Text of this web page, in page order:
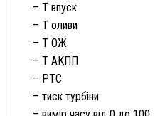
– Т впуск
– Т оливи
– Т ОЖ
– Т АКПП
– РТС
– тиск турбіни